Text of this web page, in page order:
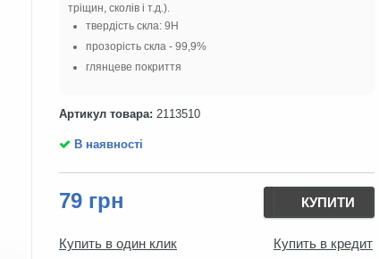
тріщин, сколів і т.д.).
твердість скла: 9H
прозорість скла - 99,9%
глянцеве покриття
Артикул товара: 2113510
В наявності
79 грн КУПИТИ
Купить в один клик Купить в кредит